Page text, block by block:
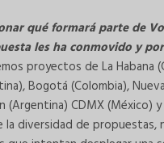
qué formará parte de
les ha conmovido y
proyectos de La Habana
Bogotá (Colombia),
(Argentina) CDMX (México)
la diversidad de propuestas,